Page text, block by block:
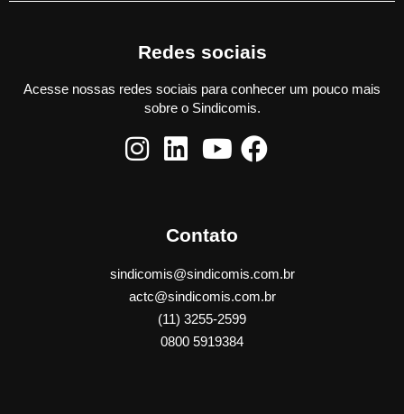
Redes sociais
Acesse nossas redes sociais para conhecer um pouco mais
sobre o Sindicomis.
Contato
sindicomis@sindicomis.com.br
actc@sindicomis.com.br
(11) 3255-2599
0800 5919384